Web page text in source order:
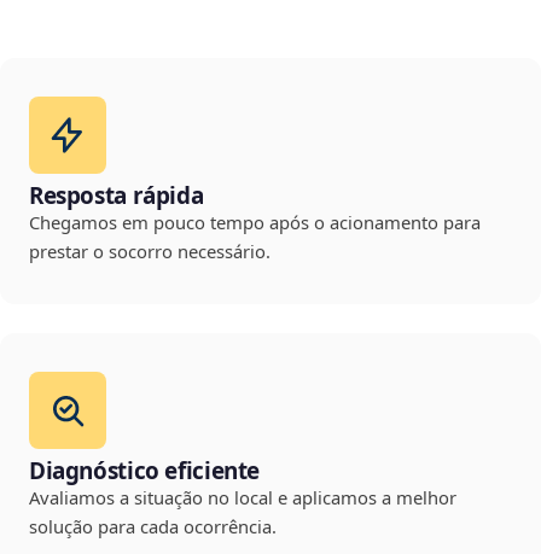
Resposta rápida
Chegamos em pouco tempo após o acionamento para
prestar o socorro necessário.
Diagnóstico eficiente
Avaliamos a situação no local e aplicamos a melhor
solução para cada ocorrência.